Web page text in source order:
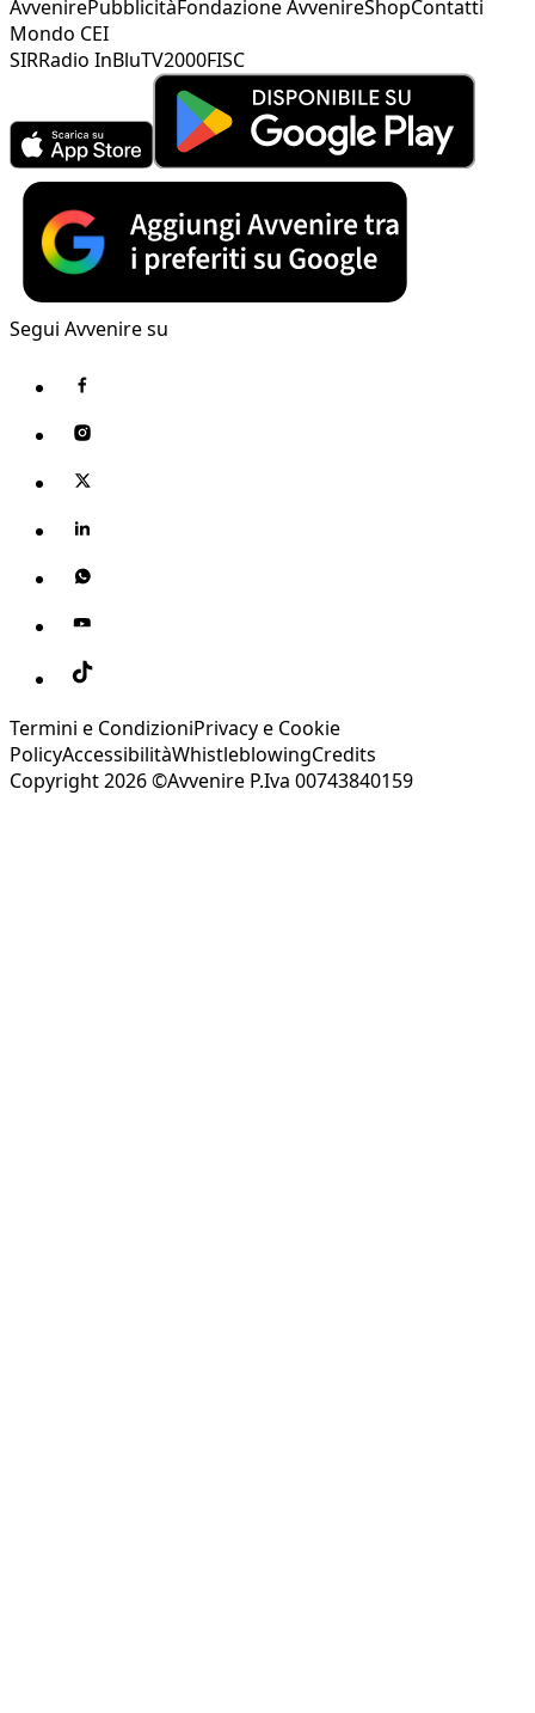
AvvenirePubblicitàFondazione AvvenireShopContatti
Mondo CEI
SIRRadio InBluTV2000FISC
Segui Avvenire su
Termini e CondizioniPrivacy e Cookie
PolicyAccessibilitàWhistleblowingCredits
Copyright 2026 ©Avvenire P.Iva 00743840159